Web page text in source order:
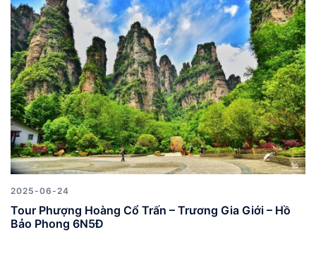
2025-06-24
Tour Phượng Hoàng Cổ Trấn – Trương Gia Giới – Hồ
Bảo Phong 6N5Đ